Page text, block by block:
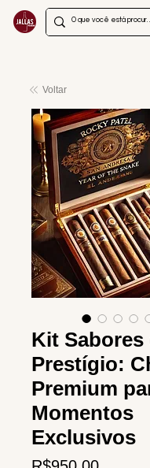
Voltar
Kit Sabores
Prestígio:
Premium
Momentos
Exclusivos